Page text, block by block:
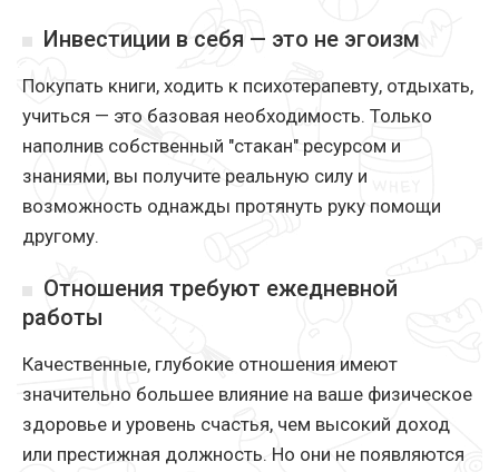
Инвестиции в себя — это не эгоизм
Покупать книги, ходить к психотерапевту, отдыхать,
учиться — это базовая необходимость. Только
наполнив собственный "стакан" ресурсом и
знаниями, вы получите реальную силу и
возможность однажды протянуть руку помощи
другому.
Отношения требуют ежедневной
работы
Качественные, глубокие отношения имеют
значительно большее влияние на ваше физическое
здоровье и уровень счастья, чем высокий доход
или престижная должность. Но они не появляются